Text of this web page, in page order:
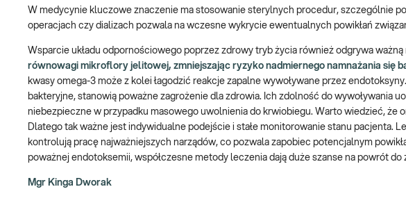
W medycynie kluczowe znaczenie ma stosowanie sterylnych procedur, szczególnie
operacjach czy dializach pozwala na wczesne wykrycie ewentualnych powikłań
Wsparcie układu odpornościowego poprzez zdrowy tryb życia również odgrywa ważną
równowagi mikroflory jelitowej, zmniejszając ryzyko nadmiernego namnażania się
kwasy omega-3 może z kolei łagodzić reakcje zapalne wywoływane przez
bakteryjne, stanowią poważne zagrożenie dla zdrowia. Ich zdolność do wywoływania
niebezpieczne w przypadku masowego uwolnienia do krwiobiegu. Warto wiedzieć, że
Dlatego tak ważne jest indywidualne podejście i stałe monitorowanie stanu pacjenta.
kontrolują pracę najważniejszych narządów, co pozwala zapobiec potencjalnym
poważnej endotoksemii, współczesne metody leczenia dają duże szanse na powrót do
Mgr Kinga Dworak